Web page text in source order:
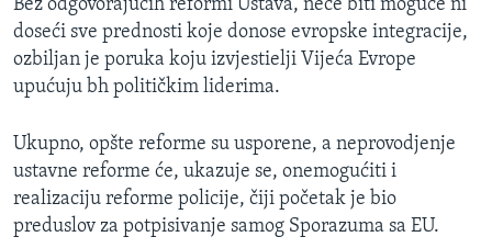
Bez odgovorajućih reformi Ustava, neće biti moguće ni
doseći sve prednosti koje donose evropske integracije,
ozbiljan je poruka koju izvjestielji Vijeća Evrope
upućuju bh političkim liderima.
Ukupno, opšte reforme su usporene, a neprovodjenje
ustavne reforme će, ukazuje se, onemogućiti i
realizaciju reforme policije, čiji početak je bio
preduslov za potpisivanje samog Sporazuma sa EU.